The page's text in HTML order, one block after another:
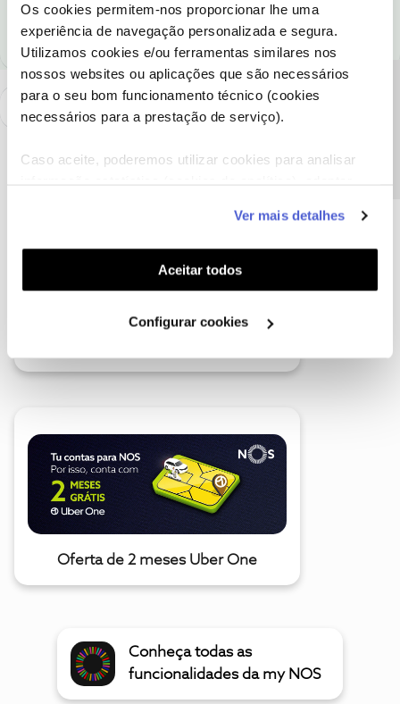
Os cookies permitem-nos proporcionar lhe uma
experiência de navegação personalizada e segura.
Utilizamos cookies e/ou ferramentas similares nos
nossos websites ou aplicações que são necessários
para o seu bom funcionamento técnico (cookies
necessários para a prestação de serviço).
Caso aceite, poderemos utilizar cookies para analisar
funcionalidades (cookies de personalização e
funcionalidade) e adaptar anúncios aos seus interesses
(cookies de publicidade personalizada). Pode gerir a
utilização dos cookies clicando em "Configurar
Ver mais detalhes
Aceitar todos
Configurar cookies
como "Melhor Resposta" e faça "Like" nos melhores comentários.
Oferta de 2 meses Uber One
Conheça todas as
funcionalidades da my NOS